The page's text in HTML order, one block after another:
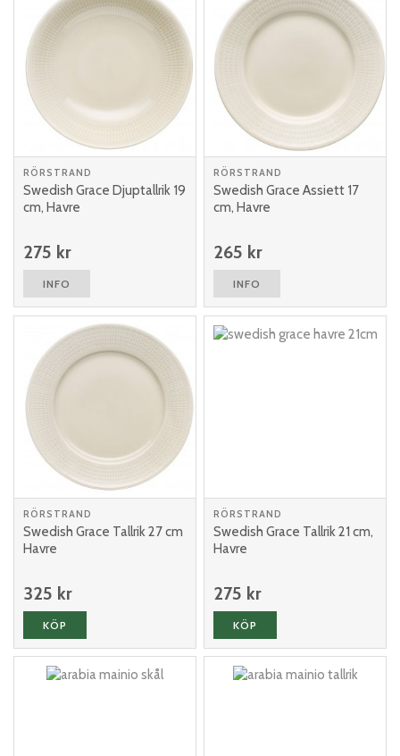
RÖRSTRAND
Swedish Grace Djuptallrik 19
cm, Havre
275 kr
INFO
RÖRSTRAND
Swedish Grace Assiett 17
cm, Havre
265 kr
INFO
RÖRSTRAND
Swedish Grace Tallrik 27 cm
Havre
325 kr
KÖP
RÖRSTRAND
Swedish Grace Tallrik 21 cm,
Havre
275 kr
KÖP